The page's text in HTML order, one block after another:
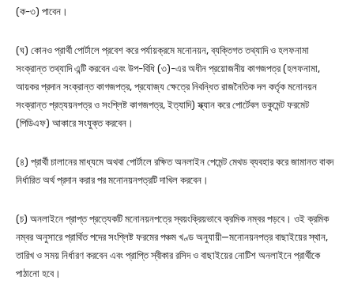
(ক-৩) পাবেন।
(ঘ) কোনও প্রার্থী পোর্টালে প্রবেশ করে পর্যায়ক্রমে মনোনয়ন, ব্যক্তিগত তথ্যাদি ও হলফনামা
সংক্রান্ত তথ্যাদি এন্টি করবেন এবং উপ-বিধি (৩)-এর অধীন প্রয়োজনীয় কাগজপত্র (হলফনামা,
আয়কর প্রদান সংক্রান্ত কাগজপত্র, প্রযোজ্য ক্ষেত্রে নিবন্ধিত রাজনৈতিক দল কর্তৃক মনোনয়ন
সংক্রান্ত প্রত্যয়নপত্র ও সংশ্লিষ্ট কাগজপত্র, ইত্যাদি) স্ক্যান করে পোর্টেবল ডকুমেন্ট ফরমেট
(পিডিএফ) আকারে সংযুক্ত করবেন।
(৪) প্রার্থী চালানের মাধ্যমে অথবা পোর্টালে রক্ষিত অনলাইন পেমেন্ট মেথড ব্যবহার করে জামানত বাবদ
নির্ধারিত অর্থ প্রদান করার পর মনোনয়নপত্রটি দাখিল করবেন।
(চ) অনলাইনে প্রাপ্ত প্রত্যেকটি মনোনয়নপত্রে স্বয়ংক্রিয়ভাবে ক্রমিক নম্বর পড়বে। ওই ক্রমিক
নম্বর অনুসারে প্রার্থিত পদের সংশ্লিষ্ট ফরমের পঞ্চম খণ্ড অনুযায়ী—মনোনয়নপত্র বাছাইয়ের স্থান,
তারিখ ও সময় নির্ধারণ করবেন এবং প্রাপ্তি স্বীকার রসিদ ও বাছাইয়ের নোটিশ অনলাইনে প্রার্থীকে
পাঠানো হবে।